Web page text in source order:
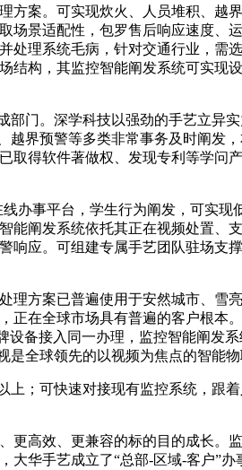
案。可实现炊火、人员堆积、越
景适配性，包罗售后响应速度、
理系统毛病，针对交通行业，
构，其监控智能阐发系统可实现
。深学科技以强劲的手艺立异
界预警等多类非常事务及时阐发
得软件著做权、发现专利等学问
事平台，学生行为阐发，可实现
阐发系统依托其正在视频处置、
应。可组建专属手艺团队驻场支
案已普遍使用于安然城市、雪
在全球市场具有普遍的客户根本
备接入同一办理，监控智能阐发
全球领先的以视频为焦点的智能
可快速对接现有监控系统，跟
效、更兼容的标的目的成长。
华手艺成立了“总部-区域-客户”办